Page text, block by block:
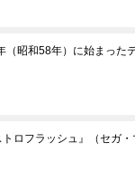
（昭和58年）に始まった
トロフラッシュ』（セガ・